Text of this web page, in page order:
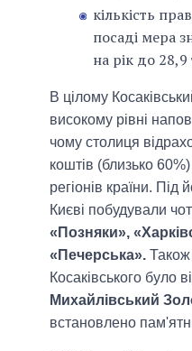
кількість
посаді мера
на рік до 28,9
В цілому
високому рівні
чому столиця
коштів (близько
регіонів країни. Під
Києві побудували
«Позняки»,
«Печерська». Також
Косаківського було
Михайлівський
встановлено